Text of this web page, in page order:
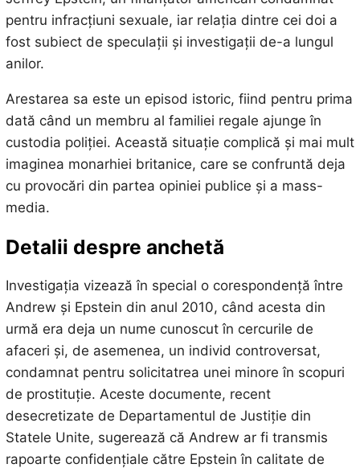
pentru infracțiuni sexuale, iar relația dintre cei doi a
fost subiect de speculații și investigații de-a lungul
anilor.
Arestarea sa este un episod istoric, fiind pentru prima
dată când un membru al familiei regale ajunge în
custodia poliției. Această situație complică și mai mult
imaginea monarhiei britanice, care se confruntă deja
cu provocări din partea opiniei publice și a mass-
media.
Detalii despre anchetă
Investigația vizează în special o corespondență între
Andrew și Epstein din anul 2010, când acesta din
urmă era deja un nume cunoscut în cercurile de
afaceri și, de asemenea, un individ controversat,
condamnat pentru solicitatrea unei minore în scopuri
de prostituție. Aceste documente, recent
desecretizate de Departamentul de Justiție din
Statele Unite, sugerează că Andrew ar fi transmis
rapoarte confidențiale către Epstein în calitate de